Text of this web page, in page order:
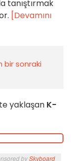
tanıştırmak
[Devamını
bir sonraki
yaklaşan K-